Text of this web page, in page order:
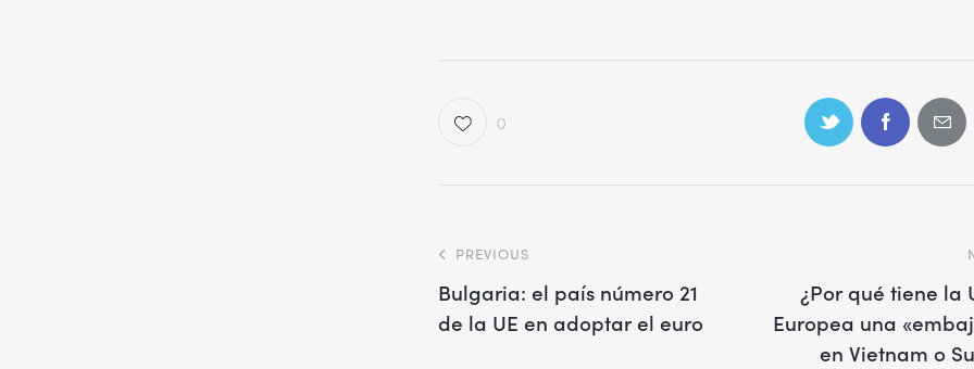
0
PREVIOUS
Bulgaria: el país número 21
de la UE en adoptar el euro
¿Por qué tiene la
Europea una
en Vietnam o